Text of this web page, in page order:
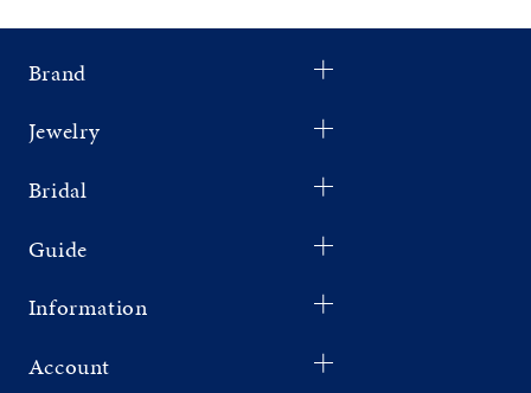
Brand
Jewelry
Bridal
Guide
Information
Account